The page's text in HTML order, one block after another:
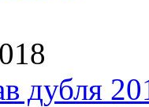
дубля